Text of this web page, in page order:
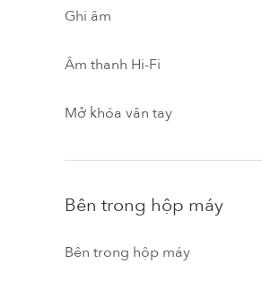
Ghi âm
Âm thanh Hi-Fi
Mở khóa vân tay
Bên trong hộp máy
Bên trong hộp máy